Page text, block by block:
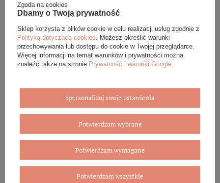
Eleganckie opakowanie gratis
Biżuterię i zegarki zakupione w sklepie internetowym
BOVEM otrzymasz jako gotowy do wręczenia upominek. Do
każdego zamówienia dołączamy pudełko ze skóry
ekologicznej oraz elegancką torebkę. Rozmiary i wzory
WYBIERZ PREZENT
Zgoda na cookies
Dbamy o Twoją prywatność
Sklep korzysta z plików cookie w celu realizacji usług zgodnie z
Polityką dotyczącą cookies . Możesz określić warunki
przechowywania lub dostępu do cookie w Twojej przeglądarce.
Więcej informacji na temat warunków i prywatności można
znaleźć także na stronie Prywatność i warunki Google
Spersonalizuj swoje ustawienia
Potwierdzam wybrane
Potwierdzam wymagane
Potwierdzam wszystkie